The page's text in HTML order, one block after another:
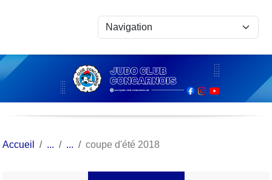
Accueil coupe d'été 2018